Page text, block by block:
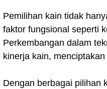
Pemilihan kain tidak
faktor fungsional seperti
Perkembangan dalam
kinerja kain,
Dengan berbagai pilihan